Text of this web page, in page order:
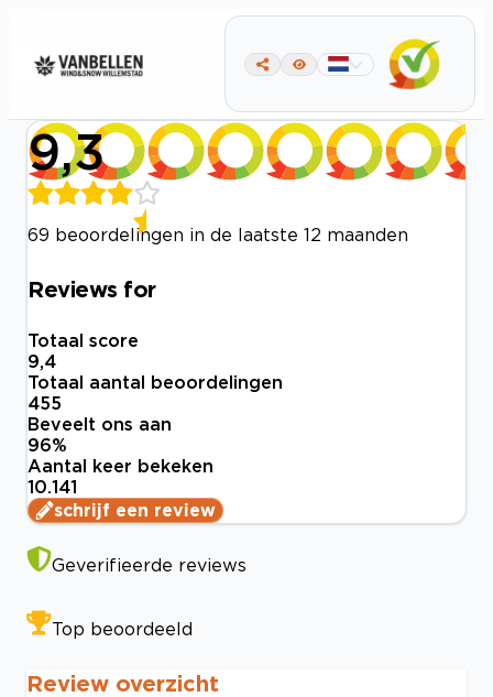
9,3
69 beoordelingen in de laatste 12 maanden
Reviews for
Totaal score
9,4
Totaal aantal beoordelingen
455
Beveelt ons aan
96%
Aantal keer bekeken
10.141
schrijf een review
Geverifieerde reviews
Top beoordeeld
Review overzicht